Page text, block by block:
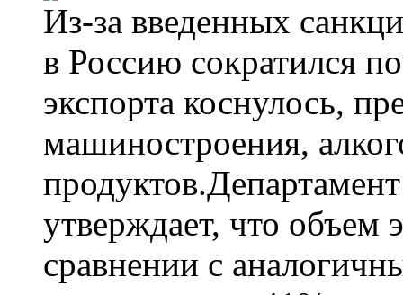
Из-за введенных
в Россию сократился
экспорта коснулось,
машиностроения,
утверждает, что объем
сравнении с